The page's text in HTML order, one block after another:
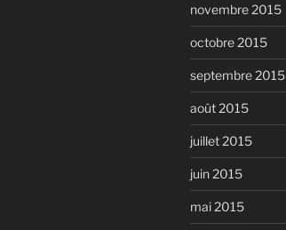
novembre 2015
octobre 2015
septembre 2015
août 2015
juillet 2015
juin 2015
mai 2015